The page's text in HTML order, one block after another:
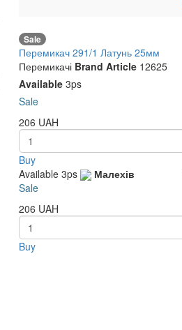
Article42U1010
Малехів 4ps
Пасіки
5ps
Sale
Перемикач 291/1 Латунь 25мм
Перемикачі Brand Article12625
Available3ps
Sale
206 UAH
Buy
Available 3ps Малехів
Sale
206 UAH
Buy